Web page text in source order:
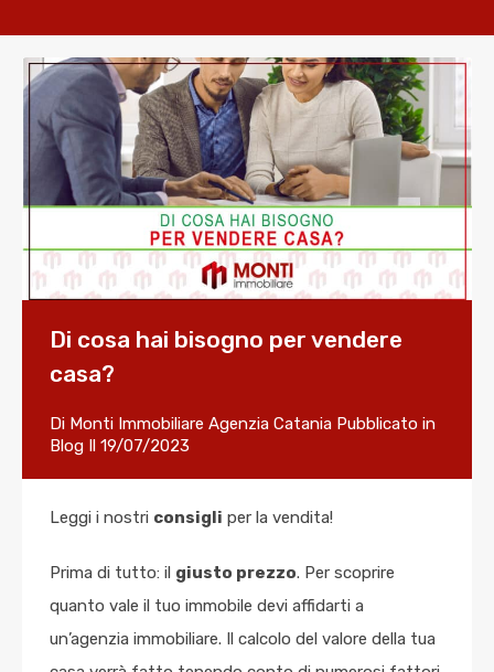
Di cosa hai bisogno per vendere
casa?
Di Monti Immobiliare Agenzia Catania Pubblicato in
Blog
19/07/2023
Leggi i nostri consigli per la vendita!
Prima di tutto: il giusto prezzo. Per scoprire
quanto vale il tuo immobile devi affidarti a
un’agenzia immobiliare. Il calcolo del valore della tua